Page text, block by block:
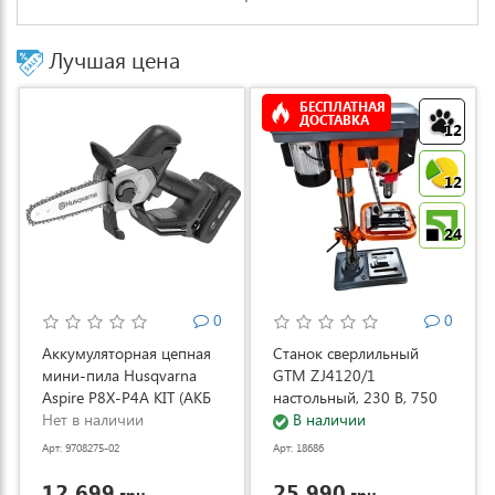
Лучшая цена
0
Аккумуляторная цепная
мини-пила Husqvarna
Aspire P8X-P4A KIT (АКБ
и ЗУ) (9708275-02)
Нет в наличии
Арт: 9708275-02
12
12
24
БЕСПЛАТНАЯ
ДОСТАВКА
0
Станок сверлильный
GTM ZJ4120/1
настольный, 230 В, 750
Вт (ZJ4120/1)
В наличии
Арт: 18686